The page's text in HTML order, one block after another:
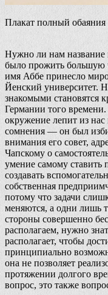
Плакат полный обаяния
Нужно ли нам название
было прожить большую
имя Аббе принесло
Йенский университет.
знакомыми становятся
Германии того
окружение лепит из
сомнения — он был
внимания его совет,
Чапскому о
умение самому ставить
создавать
собственная
потому что задачи
меняются, а одни лишь
стороны совершенно
располагаем, нужно
располагает, чтобы
принципиально
она не позволяет
протяжении долгого
вопрос, это также